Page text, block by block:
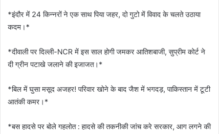
*इंदौर में 24 किन्नरों ने एक साथ पिया जहर, दो गुटो में विवाद के चलते उठाया
कदम।*
*दीवाली पर दिल्ली-NCR में इस साल होगी जमकर आतिशबाजी, सुप्रीम कोर्ट ने
दी ग्रीन पटाखे जलाने की इजाजत।*
*बिल में घुसा मसूद अजहर! परिवार खोने के बाद जैश में भगदड़, पाकिस्तान में टूटी
आतंकी कमर।*
*बस हादसे पर बोले गहलोत : हादसे की तकनीकी जांच करे सरकार, आग लगने की